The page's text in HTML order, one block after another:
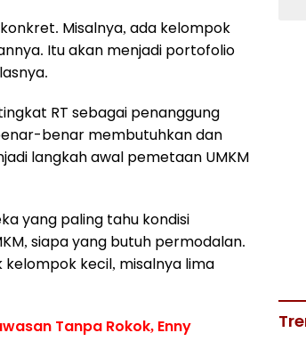
Misalnya, ada kelompok
Itu akan menjadi portofolio
RT sebagai penanggung
benar membutuhkan dan
langkah awal pemetaan UMKM
yang paling tahu kondisi
siapa yang butuh permodalan.
kecil, misalnya lima
Tanpa Rokok, Enny